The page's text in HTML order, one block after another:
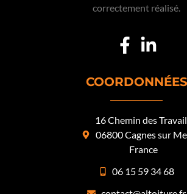
correctement réalisé.
COORDONNÉES
16 Chemin des
06800 Cagnes sur
France
06 15 59 34 68